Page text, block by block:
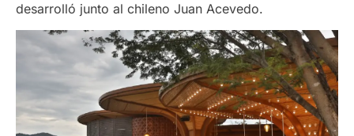
desarrolló junto al chileno Juan Acevedo.